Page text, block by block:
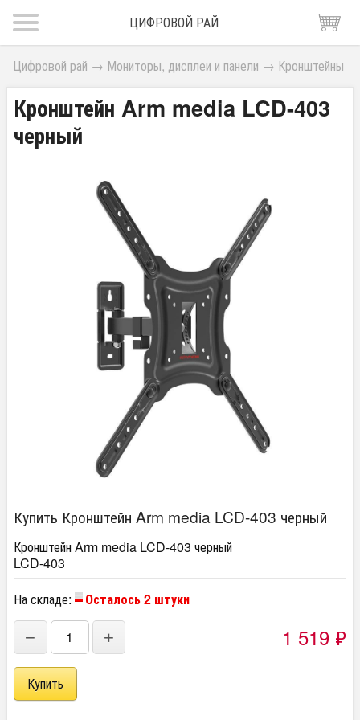
ЦИФРОВОЙ РАЙ
Цифровой рай → Мониторы, дисплеи и панели → Кронштейны
Кронштейн Arm media LCD-403
черный
Купить Кронштейн Arm media LCD-403 черный
Кронштейн Arm media LCD-403 черный
LCD-403
На складе:
Осталось 2 штуки
− + 1 519 ₽